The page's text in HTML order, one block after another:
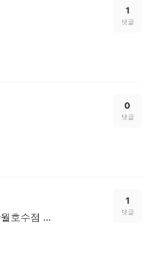
1
댓글
0
댓글
비쥬얼짱! 디마인커피로스터즈 반월호수점 카페
1
댓글